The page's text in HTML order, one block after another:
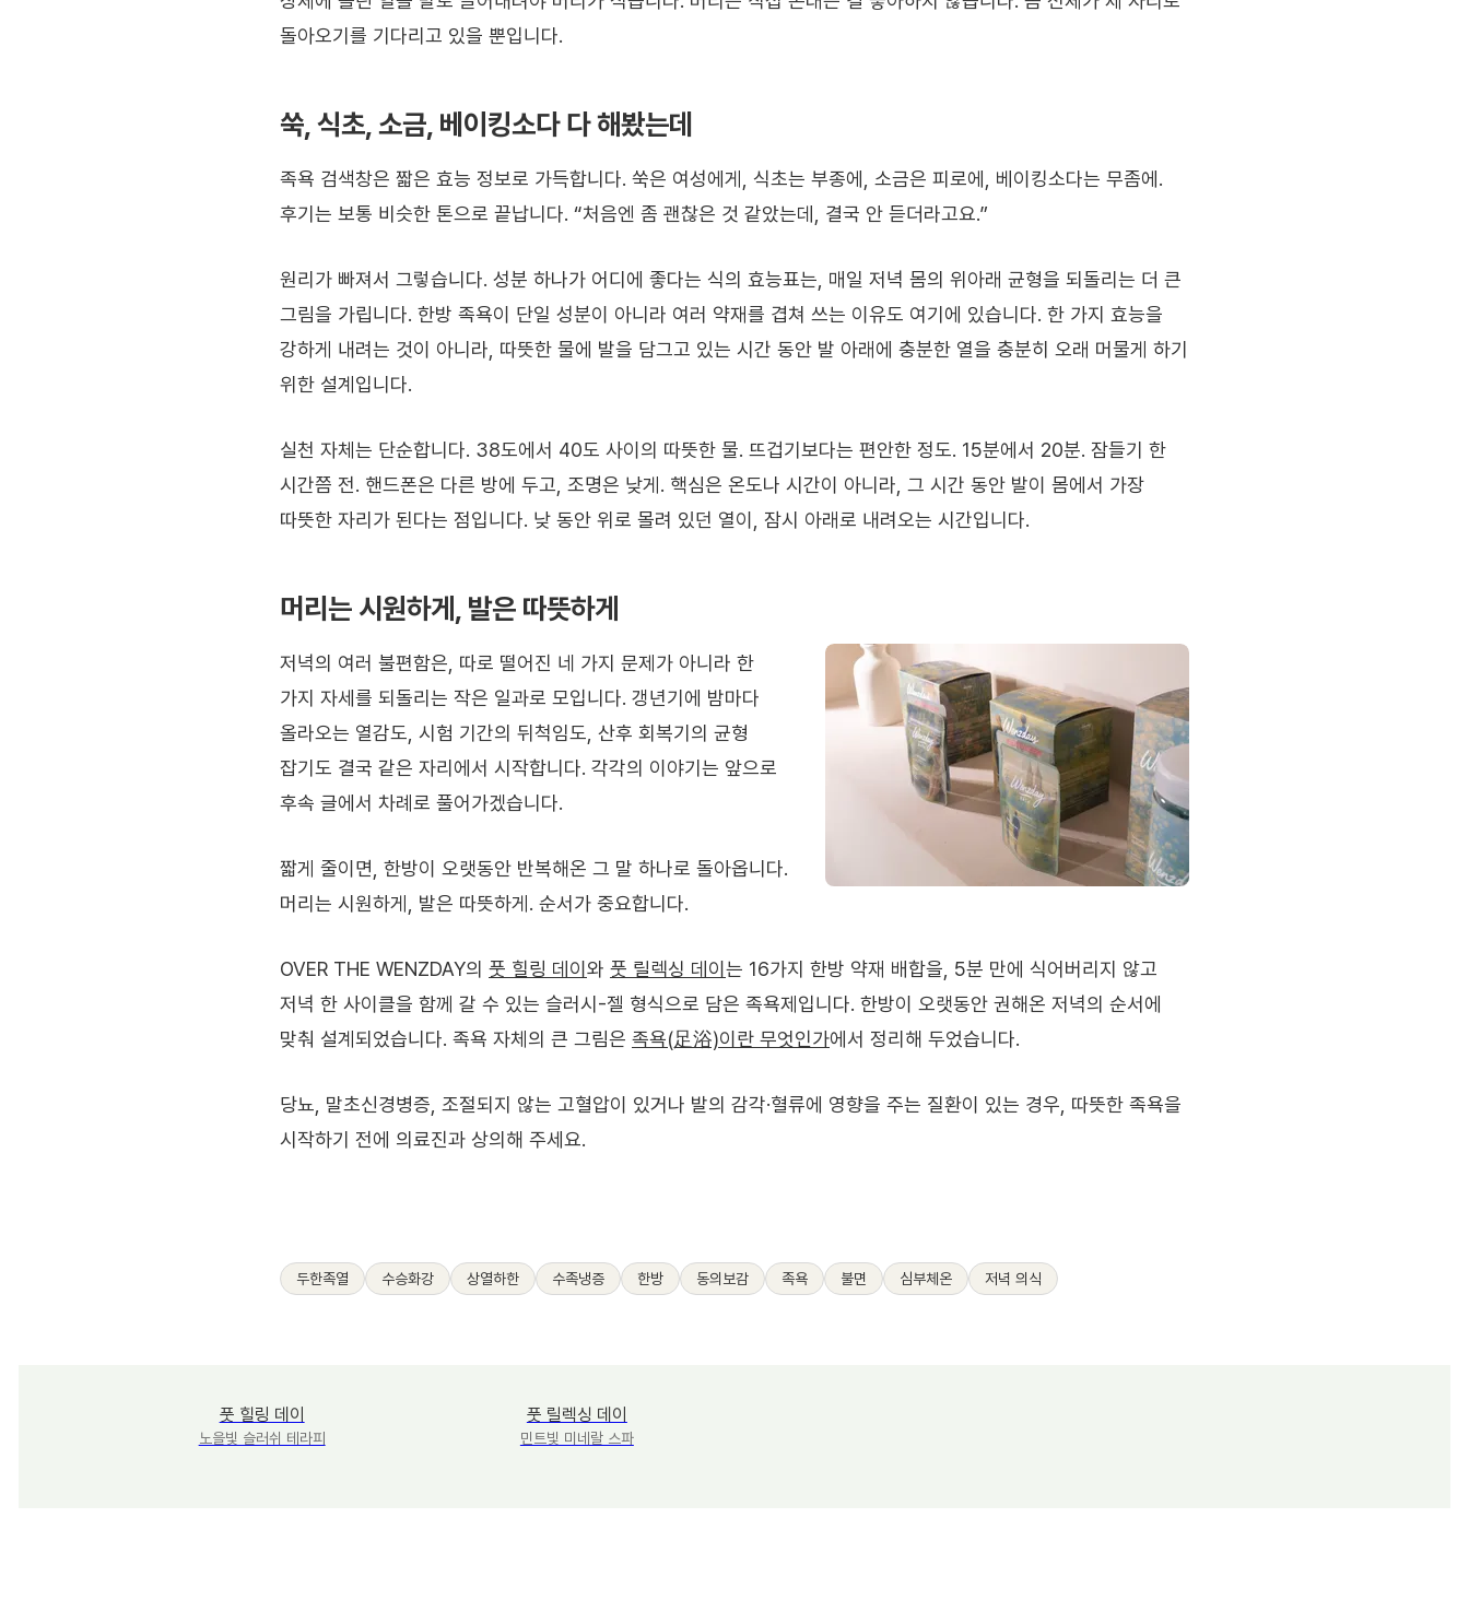
돌아오기를 기다리고 있을 뿐입니다.
쑥, 식초, 소금, 베이킹소다 다 해봤는데
족욕 검색창은 짧은 효능 정보로 가득합니다. 쑥은 여성에게, 식초는 부종에, 소금은 피로에, 베이킹소다는 무좀에.
후기는 보통 비슷한 톤으로 끝납니다. “처음엔 좀 괜찮은 것 같았는데, 결국 안 듣더라고요.”
원리가 빠져서 그렇습니다. 성분 하나가 어디에 좋다는 식의 효능표는, 매일 저녁 몸의 위아래 균형을 되돌리는 더 큰
그림을 가립니다. 한방 족욕이 단일 성분이 아니라 여러 약재를 겹쳐 쓰는 이유도 여기에 있습니다. 한 가지 효능을
강하게 내려는 것이 아니라, 따뜻한 물에 발을 담그고 있는 시간 동안 발 아래에 충분한 열을 충분히 오래 머물게 하기
위한 설계입니다.
실천 자체는 단순합니다. 38도에서 40도 사이의 따뜻한 물. 뜨겁기보다는 편안한 정도. 15분에서 20분. 잠들기 한
시간쯤 전. 핸드폰은 다른 방에 두고, 조명은 낮게. 핵심은 온도나 시간이 아니라, 그 시간 동안 발이 몸에서 가장
따뜻한 자리가 된다는 점입니다. 낮 동안 위로 몰려 있던 열이, 잠시 아래로 내려오는 시간입니다.
머리는 시원하게, 발은 따뜻하게
저녁의 여러 불편함은, 따로 떨어진 네 가지 문제가 아니라 한
가지 자세를 되돌리는 작은 일과로 모입니다. 갱년기에 밤마다
올라오는 열감도, 시험 기간의 뒤척임도, 산후 회복기의 균형
잡기도 결국 같은 자리에서 시작합니다. 각각의 이야기는 앞으로
후속 글에서 차례로 풀어가겠습니다.
짧게 줄이면, 한방이 오랫동안 반복해온 그 말 하나로 돌아옵니다.
머리는 시원하게, 발은 따뜻하게. 순서가 중요합니다.
OVER THE WENZDAY의 풋 힐링 데이 와 풋 릴렉싱 데이 는 16가지 한방 약재 배합을, 5분 만에 식어버리지 않고
저녁 한 사이클을 함께 갈 수 있는 슬러시-젤 형식으로 담은 족욕제입니다. 한방이 오랫동안 권해온 저녁의 순서에
맞춰 설계되었습니다. 족욕 자체의 큰 그림은 족욕(足浴)이란 무엇인가에서 정리해 두었습니다.
당뇨, 말초신경병증, 조절되지 않는 고혈압이 있거나 발의 감각·혈류에 영향을 주는 질환이 있는 경우, 따뜻한 족욕을
시작하기 전에 의료진과 상의해 주세요.
두한족열 수승화강 상열하한 수족냉증 한방 동의보감 족욕 불면 심부체온 저녁 의식
풋 힐링 데이
노을빛 슬러쉬 테라피
풋 릴렉싱 데이
민트빛 미네랄 스파